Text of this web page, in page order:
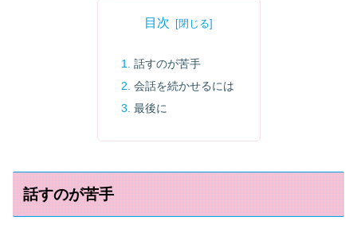
目次
話すのが苦手
会話を続かせるには
最後に
話すのが苦手